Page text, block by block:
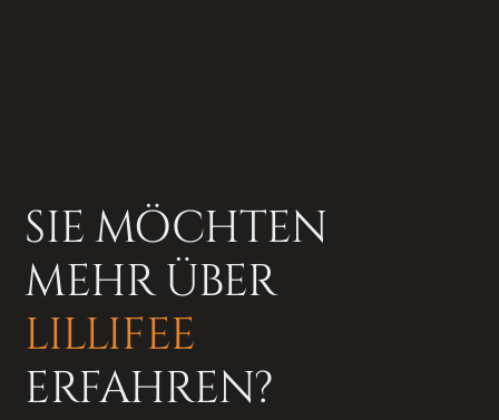
SIE MÖCHTEN
MEHR ÜBER
LILLIFEE
ERFAHREN?